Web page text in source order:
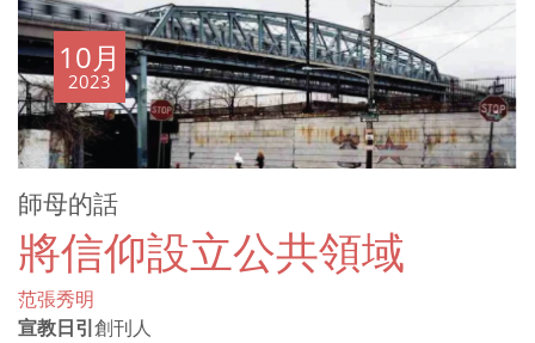
師母的話
將信仰設立公共領域
10月
2023
范張秀明
宣教日引創刊人